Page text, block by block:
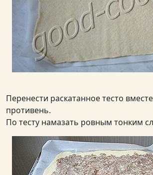
Перенести раскатанное тесто
противень.
По тесту намазать ровным тонким